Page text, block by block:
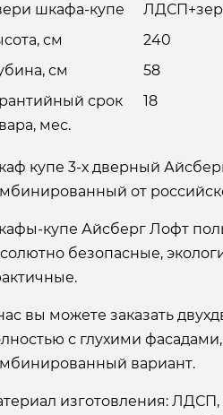
шкафа-купе
см
240
см
58
срок
мес.
18
купе 3-х дверный
от
купе Айсберг Лофт
безопасные,
вы можете заказать
с глухими
вариант.
изготовления: